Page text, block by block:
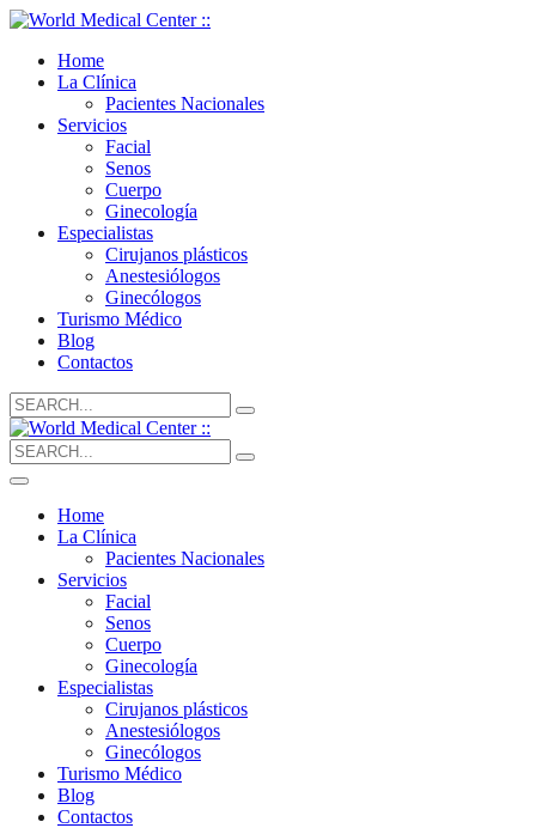
Home
La Clínica
Pacientes Nacionales
Servicios
Facial
Senos
Cuerpo
Ginecología
Especialistas
Cirujanos plásticos
Anestesiólogos
Ginecólogos
Turismo Médico
Blog
Contactos
Search
for:
Search
for:
Home
La Clínica
Pacientes Nacionales
Servicios
Facial
Senos
Cuerpo
Ginecología
Especialistas
Cirujanos plásticos
Anestesiólogos
Ginecólogos
Turismo Médico
Blog
Contactos